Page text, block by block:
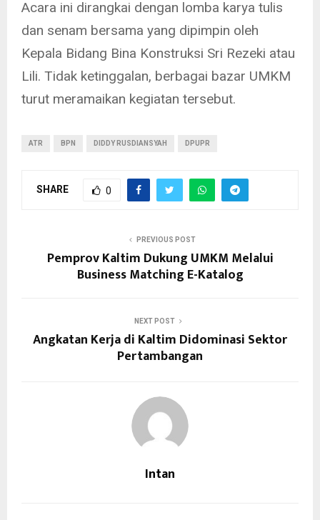
Acara ini dirangkai dengan lomba karya tulis
dan senam bersama yang dipimpin oleh
Kepala Bidang Bina Konstruksi Sri Rezeki atau
Lili. Tidak ketinggalan, berbagai bazar UMKM
turut meramaikan kegiatan tersebut.
ATR BPN DIDDY RUSDIANSYAH DPUPR
SHARE 0
PREVIOUS POST
Pemprov Kaltim Dukung UMKM Melalui
Business Matching E-Katalog
NEXT POST
Angkatan Kerja di Kaltim Didominasi Sektor
Pertambangan
Intan